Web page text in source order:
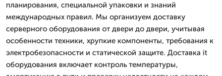
планирования, специальной упаковки и знаний
международных правил. Мы организуем доставку
серверного оборудования от двери до двери, учитывая
особенности техники, хрупкие компоненты, требования к
электробезопасности и статической защите. Доставка it
оборудования включает контроль температуры,